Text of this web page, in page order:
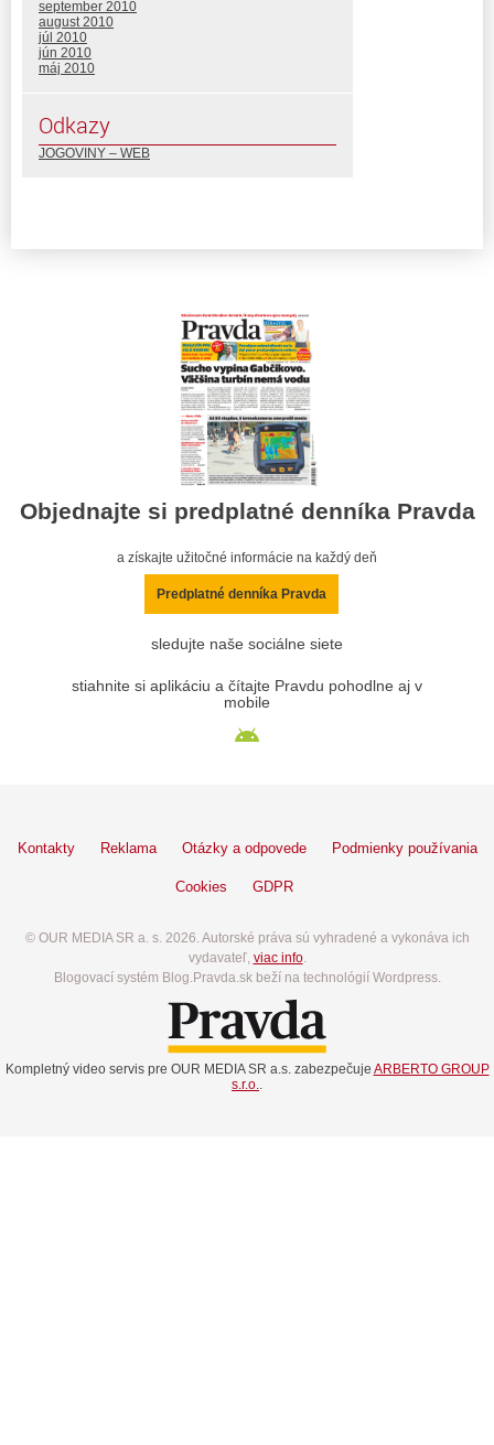
september 2010
august 2010
júl 2010
jún 2010
máj 2010
Odkazy
JOGOVINY – WEB
Objednajte si predplatné denníka Pravda
a získajte užitočné informácie na každý deň
Predplatné denníka Pravda
sledujte naše sociálne siete
stiahnite si aplikáciu a čítajte Pravdu pohodlne aj v
mobile
Kontakty Reklama Otázky a odpovede Podmienky používania
Cookies GDPR
© OUR MEDIA SR a. s. 2026. Autorské práva sú vyhradené a vykonáva ich
vydavateľ, viac info.
Blogovací systém Blog.Pravda.sk beží na technológií Wordpress.
Kompletný video servis pre OUR MEDIA SR a.s. zabezpečuje ARBERTO GROUP
s.r.o..